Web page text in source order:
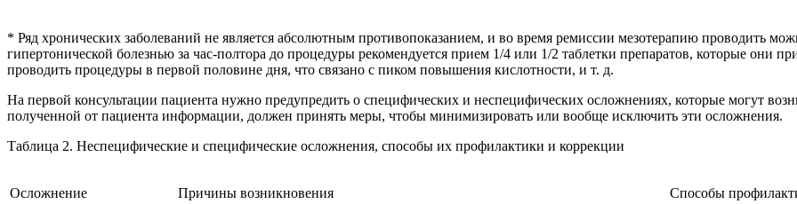
* Ряд хронических заболеваний не является абсолютным противопоказанием, и во время ремиссии мезотерапию проводить
гипертонической болезнью за час-полтора до процедуры рекомендуется прием 1/4 или 1/2 таблетки препаратов, которые они
проводить процедуры в первой половине дня, что связано с пиком повышения кислотности, и т. д.
На первой консультации пациента нужно предупредить о специфических и неспецифических осложнениях, которые могут
полученной от пациента информации, должен принять меры, чтобы минимизировать или вообще исключить эти осложнения.
Таблица 2. Неспецифические и специфические осложнения, способы их профилактики и коррекции
Осложнение Причины возникновения Способы